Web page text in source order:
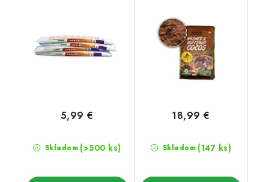
Skladom (>500 ks)
5,99 €
Skladom (147 ks)
18,99 €